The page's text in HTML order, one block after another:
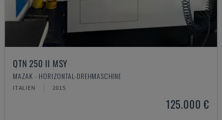
QTN 250 II MSY
MAZAK - HORIZONTAL-DREHMASCHINE
ITALIEN 2015
125.000 €